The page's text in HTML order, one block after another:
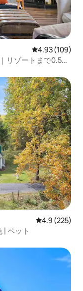
レビュー109
4.93 (109)
リゾートまで0.5マ
レビュー225
4.9 (225)
| ペット